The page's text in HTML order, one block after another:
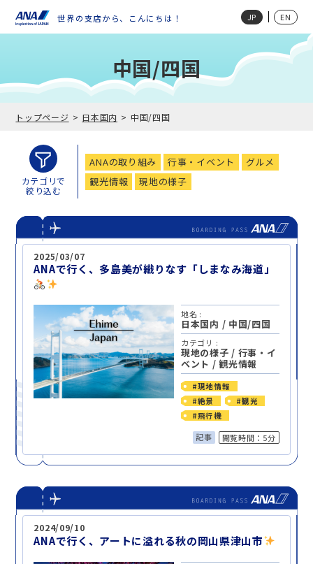
世界の支店から、こんにちは！ JP EN
中国/四国
トップページ 日本国内 中国/四国
カテゴリで
絞り込む
ANAの取り組み 行事・イベント
グルメ
観光情報
現地の様子
2025/03/07
ANAで行く、多島美が織りなす「しまなみ海道」
地名 :
日本国内 / 中国/四国
カテゴリ :
現地の様子 / 行事・イ
ベント / 観光情報
#現地情報
#絶景
#観光
#飛行機
記事 閲覧時間：5分
2024/09/10
ANAで行く、アートに溢れる秋の岡山県津山市